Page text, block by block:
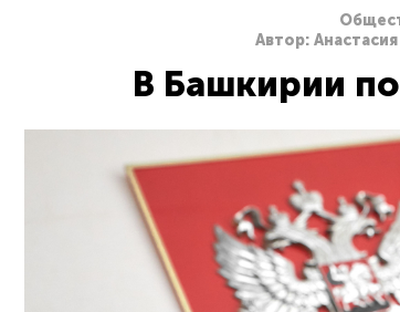
Автор:
В Башкирии